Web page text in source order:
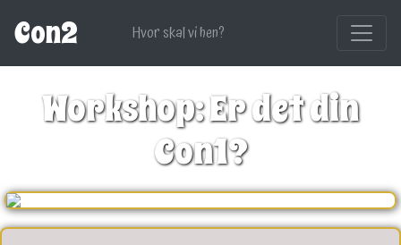
Con2 Hvor skal vi hen?
Workshop: Er det din
Con1?